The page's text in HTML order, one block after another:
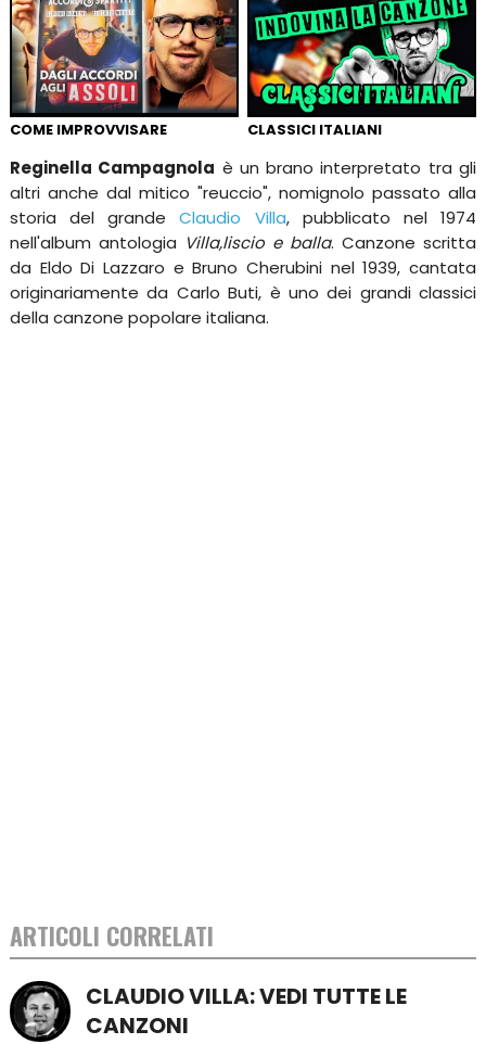
COME IMPROVVISARE CLASSICI ITALIANI
Reginella Campagnola è un brano interpretato tra gli
altri anche dal mitico "reuccio", nomignolo passato alla
storia del grandeClaudio Villa, pubblicato nel 1974
nell'album antologia Villa,liscio e balla. Canzone scritta
da Eldo Di Lazzaro e Bruno Cherubini nel 1939, cantata
originariamente da Carlo Buti, è uno dei grandi classici
della canzone popolare italiana.
ARTICOLI CORRELATI
CLAUDIO VILLA: VEDI TUTTE LE
CANZONI